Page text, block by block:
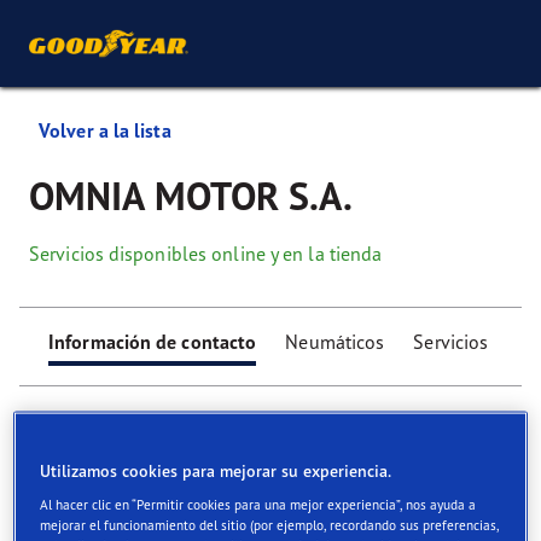
Volver a la lista
OMNIA MOTOR S.A.
Servicios disponibles online y en la tienda
Información de contacto Neumáticos Servicios
Find your tyres
Utilizamos cookies para mejorar su experiencia.
Al hacer clic en “Permitir cookies para una mejor experiencia”, nos ayuda a
mejorar el funcionamiento del sitio (por ejemplo, recordando sus preferencias,